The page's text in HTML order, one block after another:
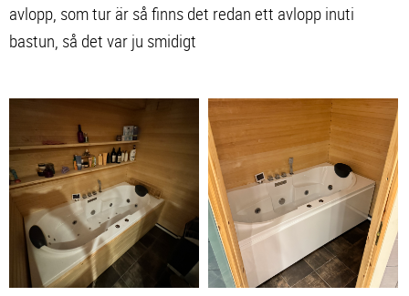
avlopp, som tur är så finns det redan ett avlopp inuti
bastun, så det var ju smidigt